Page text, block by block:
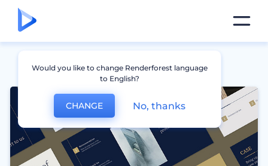
Would you like to change Renderforest language
to English?
CHANGE No, thanks